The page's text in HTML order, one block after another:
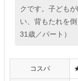
クです。子ども
い、背もたれを
31歳／パート）
コスパ